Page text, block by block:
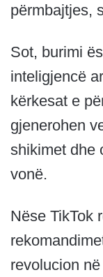
përmbajtjes,
Sot, burimi
inteligjencë
kërkesat e
gjenerohen
shikimet dhe
vonë.
Nëse TikTok
revolucion